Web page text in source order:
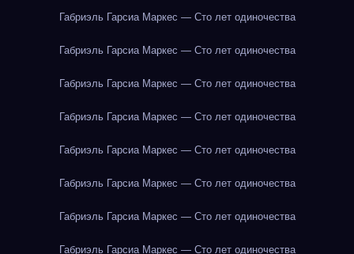
Габриэль Гарсиа Маркес — Сто лет одиночества
Габриэль Гарсиа Маркес — Сто лет одиночества
Габриэль Гарсиа Маркес — Сто лет одиночества
Габриэль Гарсиа Маркес — Сто лет одиночества
Габриэль Гарсиа Маркес — Сто лет одиночества
Габриэль Гарсиа Маркес — Сто лет одиночества
Габриэль Гарсиа Маркес — Сто лет одиночества
Габриэль Гарсиа Маркес — Сто лет одиночества